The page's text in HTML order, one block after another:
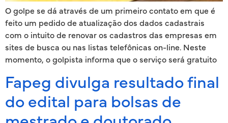
O golpe se dá através de um primeiro contato em que é
feito um pedido de atualização dos dados cadastrais
com o intuito de renovar os cadastros das empresas em
sites de busca ou nas listas telefônicas on-line. Neste
momento, o golpista informa que o serviço será gratuito
Fapeg divulga resultado final
do edital para bolsas de